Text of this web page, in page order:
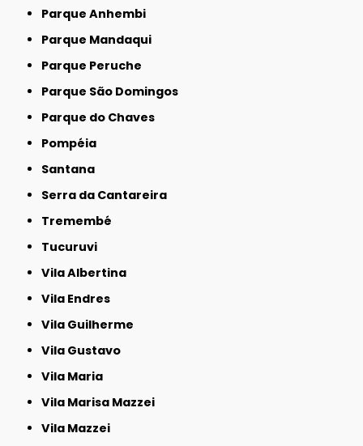
Parque Anhembi
Parque Mandaqui
Parque Peruche
Parque São Domingos
Parque do Chaves
Pompéia
Santana
Serra da Cantareira
Tremembé
Tucuruvi
Vila Albertina
Vila Endres
Vila Guilherme
Vila Gustavo
Vila Maria
Vila Marisa Mazzei
Vila Mazzei